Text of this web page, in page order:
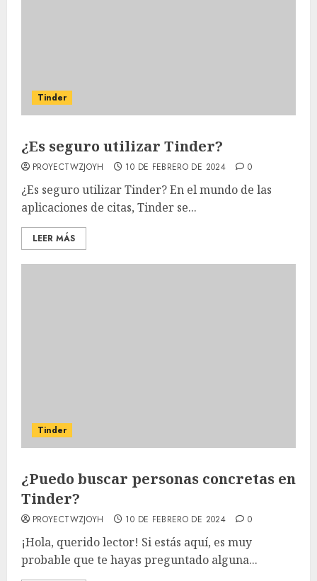
Tinder
¿Es seguro utilizar Tinder?
PROYECTWZJOYH 10 DE FEBRERO DE 2024 0
¿Es seguro utilizar Tinder? En el mundo de las
aplicaciones de citas, Tinder se...
LEER MÁS
Tinder
¿Puedo buscar personas concretas en
Tinder?
PROYECTWZJOYH 10 DE FEBRERO DE 2024 0
¡Hola, querido lector! Si estás aquí, es muy
probable que te hayas preguntado alguna...